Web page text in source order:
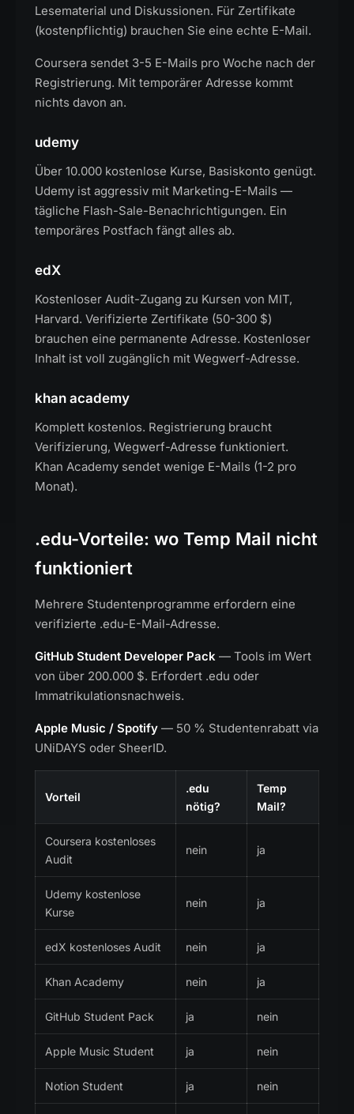
Lesematerial und Diskussionen. Für Zertifikate
(kostenpflichtig) brauchen Sie eine echte E-Mail.
Coursera sendet 3-5 E-Mails pro Woche nach der
Registrierung. Mit temporärer Adresse kommt
nichts davon an.
udemy
Über 10.000 kostenlose Kurse, Basiskonto genügt.
Udemy ist aggressiv mit Marketing-E-Mails —
tägliche Flash-Sale-Benachrichtigungen. Ein
temporäres Postfach fängt alles ab.
edX
Kostenloser Audit-Zugang zu Kursen von MIT,
Harvard. Verifizierte Zertifikate (50-300 $)
brauchen eine permanente Adresse. Kostenloser
Inhalt ist voll zugänglich mit Wegwerf-Adresse.
khan academy
Komplett kostenlos. Registrierung braucht
Verifizierung, Wegwerf-Adresse funktioniert.
Khan Academy sendet wenige E-Mails (1-2 pro
Monat).
.edu-Vorteile: wo Temp Mail nicht
funktioniert
Mehrere Studentenprogramme erfordern eine
verifizierte .edu-E-Mail-Adresse.
GitHub Student Developer Pack — Tools im Wert
von über 200.000 $. Erfordert .edu oder
Immatrikulationsnachweis.
Apple Music / Spotify — 50 % Studentenrabatt via
UNiDAYS oder SheerID.
Vorteil
.edu
nötig?
Temp
Mail?
Coursera kostenloses
Audit
nein ja
Udemy kostenlose
Kurse
nein ja
edX kostenloses Audit nein ja
Khan Academy nein ja
GitHub Student Pack ja nein
Apple Music Student ja nein
Notion Student ja nein